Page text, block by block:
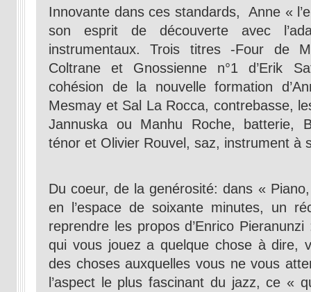
Innovante dans ces standards, Anne «
son esprit de découverte avec
instrumentaux. Trois titres -Four de
Coltrane et Gnossienne n°1 d’Erik
cohésion de la nouvelle formation
Mesmay et Sal La Rocca, contrebasse,
Jannuska ou Manhu Roche, batterie,
ténor et Olivier Rouvel, saz, instrument à
Du coeur, de la genérosité: dans «
en l’espace de soixante minutes, un
reprendre les propos d’Enrico
qui vous jouez a quelque chose à dire,
des choses auxquelles vous ne vous
l’aspect le plus fascinant du jazz, ce «